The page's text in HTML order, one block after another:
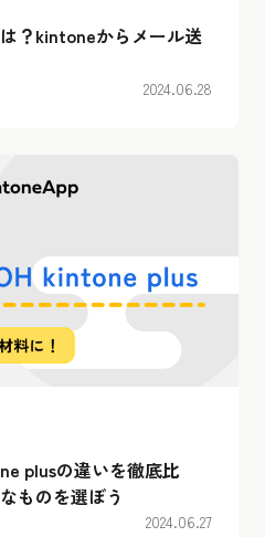
？kintoneからメール送
2024.06.28
plusの違いを徹底比
ものを選ぼう
2024.06.27